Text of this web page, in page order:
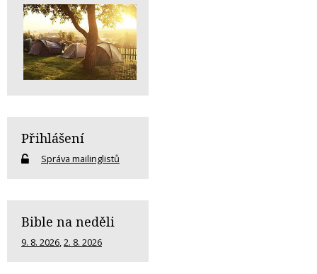
Přihlášení
Správa mailinglistů
Bible na neděli
9. 8. 2026,2. 8. 2026